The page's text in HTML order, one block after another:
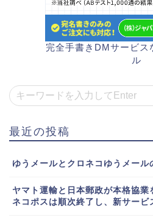
完全手書きDMサービス
ル
最近の投稿
ゆうメールとクロネコゆうメール
ヤマト運輸と日本郵政が本格協業
ネコポスは順次終了し、新サービ